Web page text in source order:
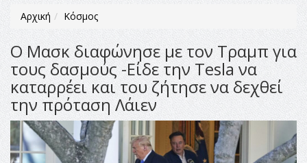
Αρχική Κόσμος
Ο Μασκ διαφώνησε με τον Τραμπ για
τους δασμούς -Είδε την Tesla να
καταρρέει και του ζήτησε να δεχθεί
την πρόταση Λάιεν